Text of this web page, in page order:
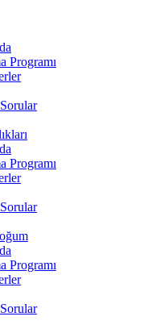
Programı
Programı
Programı